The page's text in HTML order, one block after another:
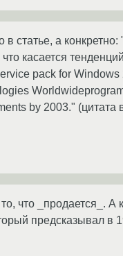
в статье, а
касается
pack for
by 2003." (цитата
что _продается_. А
предсказывал